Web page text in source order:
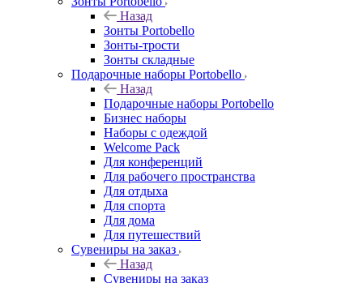
Назад
Зонты Portobello
Зонты-трости
Зонты складные
Подарочные наборы Portobello
Назад
Подарочные наборы Portobello
Бизнес наборы
Наборы с одеждой
Welcome Pack
Для конференций
Для рабочего пространства
Для отдыха
Для спорта
Для дома
Для путешествий
Сувениры на заказ
Назад
Сувениры на заказ